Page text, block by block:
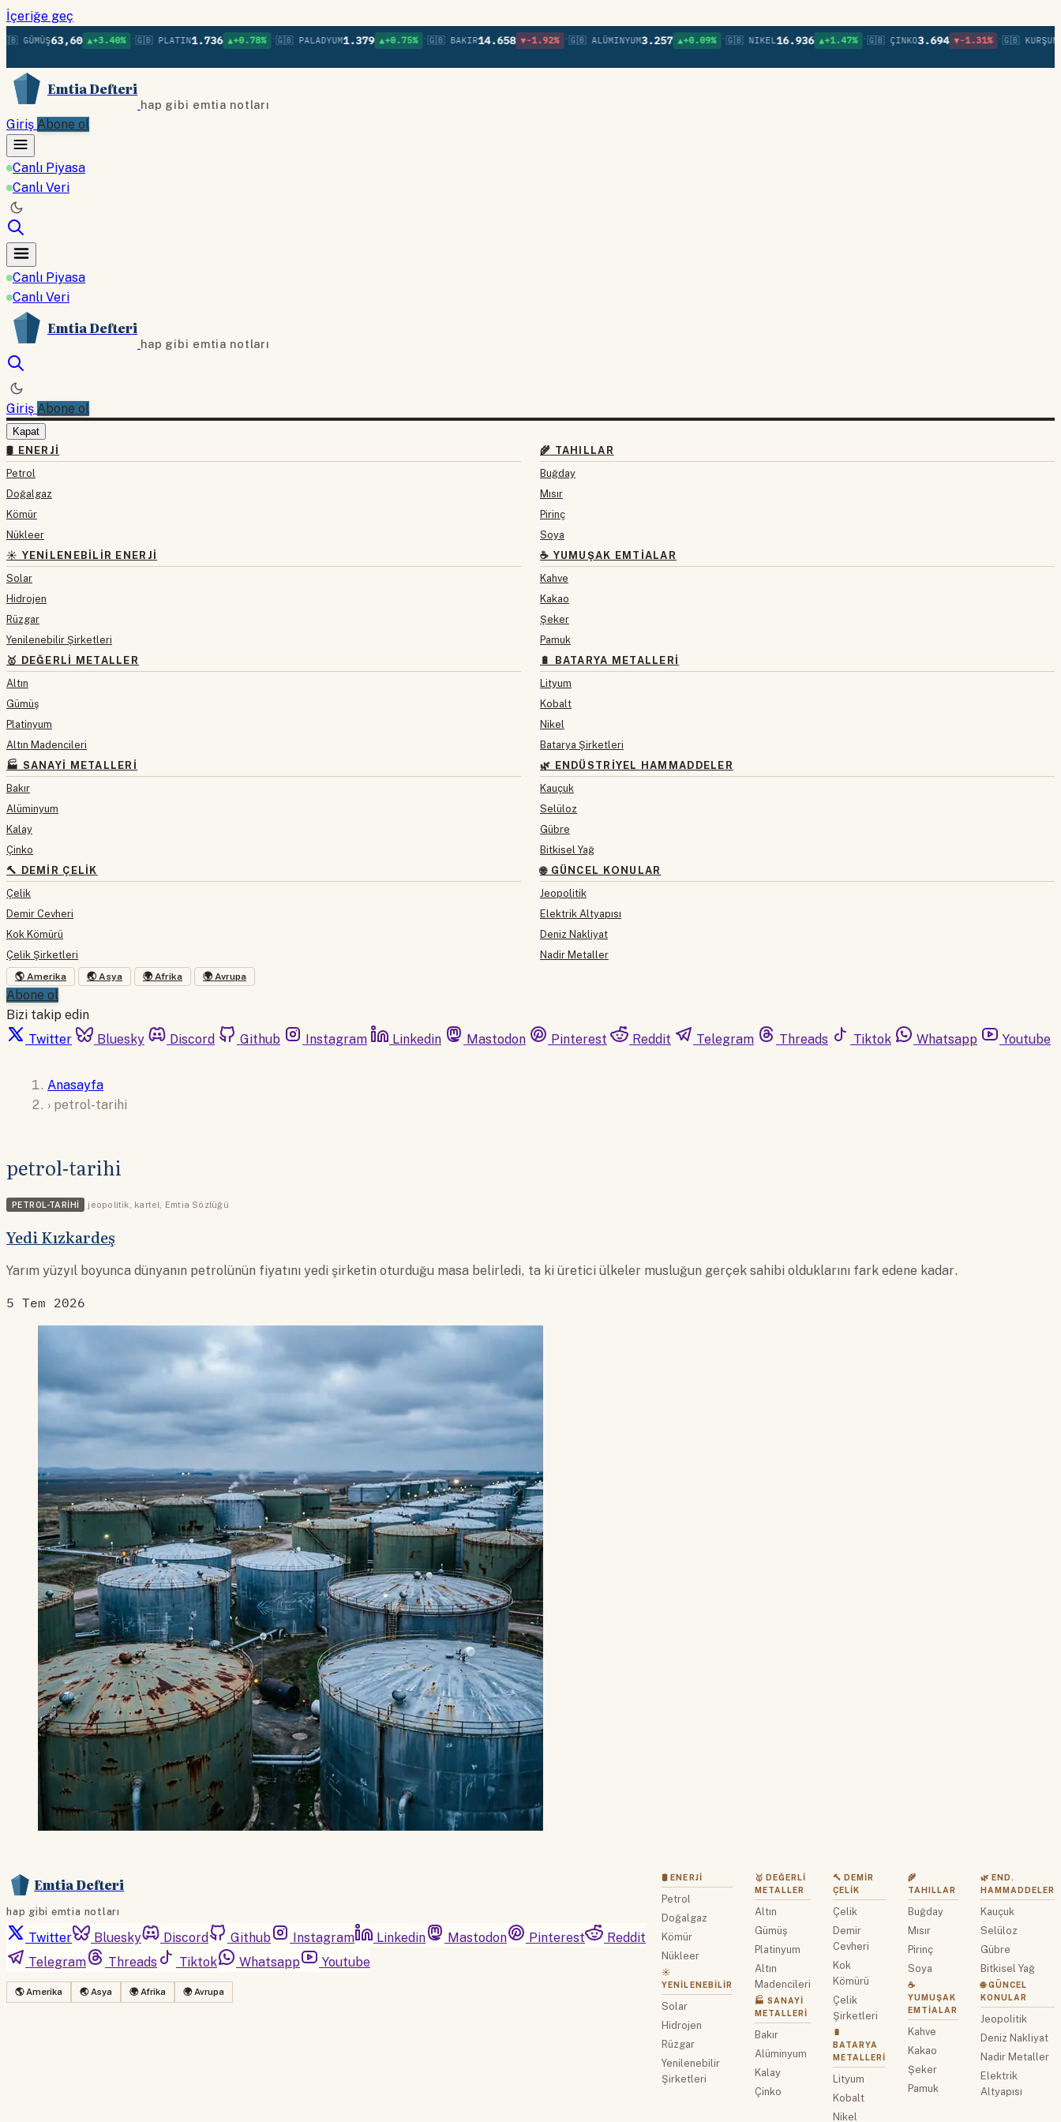
İçeriğe geç
63,60 ▲+3.40% •🇬🇧 PLATIN1.736 ▲+0.78% •🇬🇧 PALADYUM1.379 ▲+0.75% •🇬🇧 BAKIR14.658 ▼-1.92% •🇬🇧 ALÜMINYUM3.257 ▲+0.09% •🇬🇧 NIKEL16.936 ▲+1.47% •🇬🇧 ÇINKO3.694 ▼-1.31% •🇬🇧 KURŞUN0,85
Emtia Defteri
hap gibi emtia notları
Giriş Abone ol
Canlı Piyasa
Canlı Veri
Canlı Piyasa
Canlı Veri
Emtia Defteri
hap gibi emtia notları
Giriş Abone ol
Kapat
🛢 ENERJI
Petrol
Doğalgaz
Kömür
Nükleer
☀️ YENILENEBILIR ENERJI
Solar
Hidrojen
Rüzgar
Yenilenebilir Şirketleri
🥇 DEĞERLI METALLER
Altın
Gümüş
Platinyum
Altın Madencileri
🏭 SANAYI METALLERI
Bakır
Alüminyum
Kalay
Çinko
🔨 DEMIR ÇELIK
Çelik
Demir Cevheri
Kok Kömürü
Çelik Şirketleri
🌾 TAHILLAR
Buğday
Mısır
Pirinç
Soya
☕ YUMUŞAK EMTIALAR
Kahve
Kakao
Şeker
Pamuk
🔋 BATARYA METALLERI
Lityum
Kobalt
Nikel
Batarya Şirketleri
🌿 ENDÜSTRIYEL HAMMADDELER
Kauçuk
Selüloz
Gübre
Bitkisel Yağ
🌐 GÜNCEL KONULAR
Jeopolitik
Elektrik Altyapısı
Deniz Nakliyat
Nadir Metaller
🌎 Amerika 🌏 Asya 🌍 Afrika 🌍 Avrupa
Abone ol
Bizi takip edin
Twitter
Bluesky Discord Github Instagram Linkedin Mastodon Pinterest Reddit Telegram Threads Tiktok Whatsapp Youtube
Anasayfa
› petrol-tarihi
petrol-tarihi
PETROL-TARIHI jeopolitik, kartel, Emtia Sözlüğü
Yedi Kızkardeş
Yarım yüzyıl boyunca dünyanın petrolünün fiyatını yedi şirketin oturduğu masa belirledi, ta ki üretici ülkeler musluğun gerçek sahibi olduklarını fark edene kadar.
5 Tem 2026
Emtia Defteri
hap gibi emtia notları
Twitter Bluesky Discord Github Instagram Linkedin Mastodon Pinterest
Reddit
Telegram
Threads Tiktok Whatsapp Youtube
🌎 Amerika 🌏 Asya 🌍 Afrika 🌍 Avrupa
🛢 ENERJI
Petrol
Doğalgaz
Kömür
Nükleer
☀️
YENILENEBILIR
Solar
Hidrojen
Rüzgar
Yenilenebilir
Şirketleri
🥇 DEĞERLI
METALLER
Altın
Gümüş
Platinyum
Altın
Madencileri
🏭 SANAYI
METALLERI
Bakır
Alüminyum
Kalay
Çinko
🔨 DEMIR
ÇELIK
Çelik
Demir
Cevheri
Kok
Kömürü
Çelik
Şirketleri
🔋
BATARYA
METALLERI
Lityum
Kobalt
Nikel
🌾
TAHILLAR
Buğday
Mısır
Pirinç
Soya
☕
YUMUŞAK
EMTIALAR
Kahve
Kakao
Şeker
Pamuk
🌿 END.
HAMMADDELER
Kauçuk
Selüloz
Gübre
Bitkisel Yağ
🌐 GÜNCEL
KONULAR
Jeopolitik
Deniz Nakliyat
Nadir Metaller
Elektrik
Altyapısı